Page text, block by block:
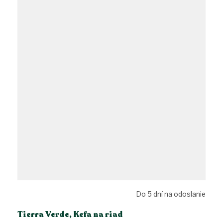
Tierra Verde, Kefa na riad
Do 5 dní na odoslanie